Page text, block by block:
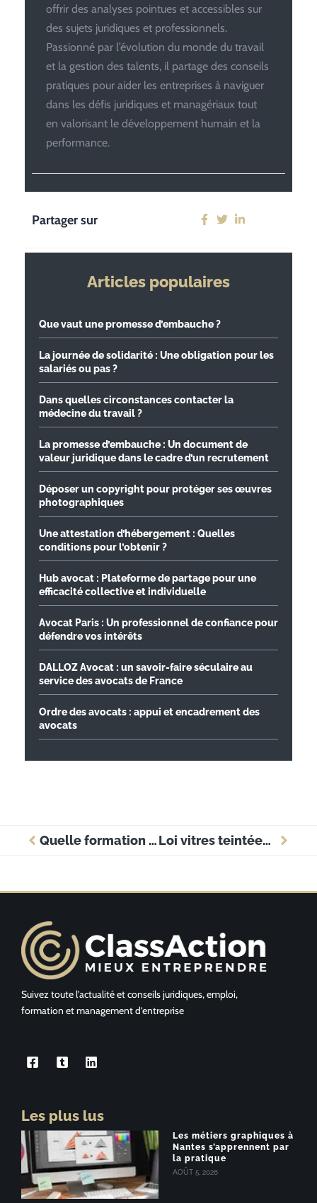
offrir des analyses pointues et accessibles sur
des sujets juridiques et professionnels.
Passionné par l’évolution du monde du travail
et la gestion des talents, il partage des conseils
pratiques pour aider les entreprises à naviguer
dans les défis juridiques et managériaux tout
en valorisant le développement humain et la
performance.
Partager sur
Articles populaires
Que vaut une promesse d’embauche ?
La journée de solidarité : Une obligation pour les
salariés ou pas ?
Dans quelles circonstances contacter la
médecine du travail ?
La promesse d’embauche : Un document de
valeur juridique dans le cadre d’un recrutement
Déposer un copyright pour protéger ses œuvres
photographiques
Une attestation d’hébergement : Quelles
conditions pour l’obtenir ?
Hub avocat : Plateforme de partage pour une
efficacité collective et individuelle
Avocat Paris : Un professionnel de confiance pour
défendre vos intérêts
DALLOZ Avocat : un savoir-faire séculaire au
service des avocats de France
Ordre des avocats : appui et encadrement des
avocats
Quelle formation choisir après le bac? Loi vitres teintées : que dit l’État sur les films solaire en voiture
Suivez toute l’actualité et conseils juridiques, emploi,
formation et management d’entreprise
Les plus lus
Les métiers graphiques à
Nantes s’apprennent par
la pratique
AOÛT 5, 2026